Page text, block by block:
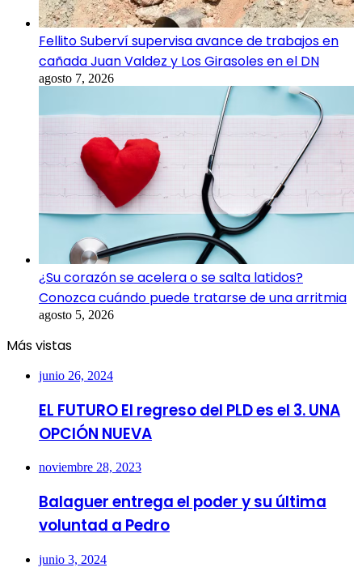
Fellito Suberví supervisa avance de trabajos en
cañada Juan Valdez y Los Girasoles en el DN
agosto 7, 2026
¿Su corazón se acelera o se salta latidos?
Conozca cuándo puede tratarse de una arritmia
agosto 5, 2026
Más vistas
junio 26, 2024
EL FUTURO El regreso del PLD es el 3. UNA
OPCIÓN NUEVA
noviembre 28, 2023
Balaguer entrega el poder y su última
voluntad a Pedro
junio 3, 2024